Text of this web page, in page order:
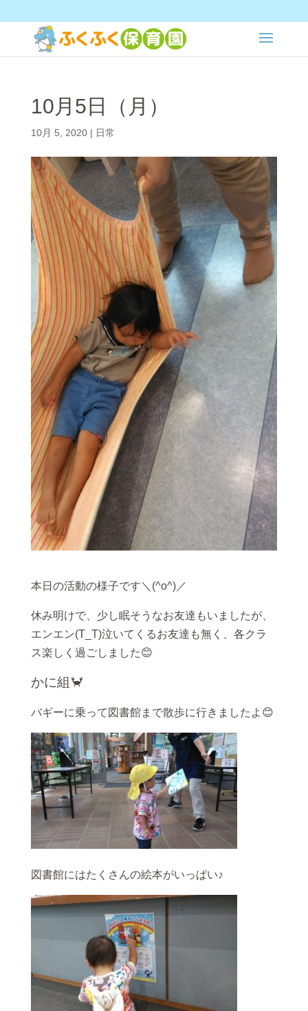
10月5日（月）
10月 5, 2020| 日常
本日の活動の様子です＼(^o^)／
休み明けで、少し眠そうなお友達もいましたが、
エンエン(T_T)泣いてくるお友達も無く、各クラ
ス楽しく過ごしました😊
かに組🦀
バギーに乗って図書館まで散歩に行きましたよ😊
図書館にはたくさんの絵本がいっぱい♪